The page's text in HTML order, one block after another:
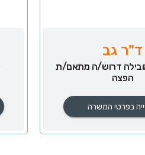
ד"ר גב
דרוש/ה מתאם/ת
הפצה
בפרטי המשרה